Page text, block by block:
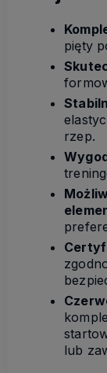
pięty
rzep.
lub